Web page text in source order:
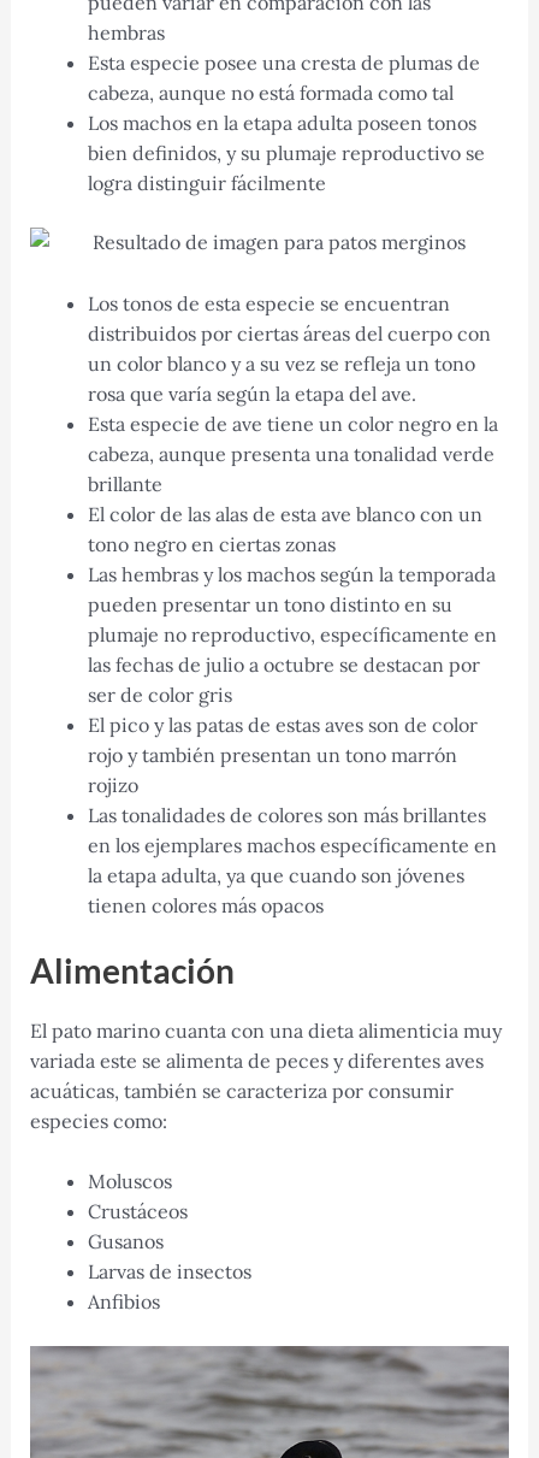
hembras
Esta especie posee una cresta de plumas de
cabeza, aunque no está formada como tal
Los machos en la etapa adulta poseen tonos
bien definidos, y su plumaje reproductivo se
logra distinguir fácilmente
Los tonos de esta especie se encuentran
distribuidos por ciertas áreas del cuerpo con
un color blanco y a su vez se refleja un tono
rosa que varía según la etapa del ave.
Esta especie de ave tiene un color negro en la
cabeza, aunque presenta una tonalidad verde
brillante
El color de las alas de esta ave blanco con un
tono negro en ciertas zonas
Las hembras y los machos según la temporada
pueden presentar un tono distinto en su
plumaje no reproductivo, específicamente en
las fechas de julio a octubre se destacan por
ser de color gris
El pico y las patas de estas aves son de color
rojo y también presentan un tono marrón
rojizo
Las tonalidades de colores son más brillantes
en los ejemplares machos específicamente en
la etapa adulta, ya que cuando son jóvenes
tienen colores más opacos
Alimentación
El pato marino cuanta con una dieta alimenticia muy
variada este se alimenta de peces y diferentes aves
acuáticas, también se caracteriza por consumir
especies como:
Moluscos
Crustáceos
Gusanos
Larvas de insectos
Anfibios